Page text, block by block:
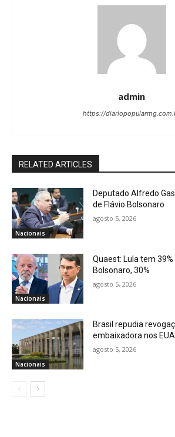
admin
https://
RELATED ARTICLES
Nacionais
Deputado Alfredo
de Flávio Bolsonaro
agosto 5, 2026
Nacionais
Quaest: Lula tem
Bolsonaro, 30%
agosto 5, 2026
Nacionais
Brasil repudia
embaixadora nos EUA
agosto 5, 2026